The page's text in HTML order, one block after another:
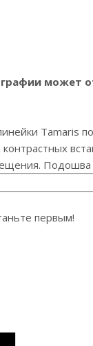
может
Tamaris
Подошва
первым!